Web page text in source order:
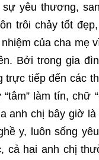
yêu thương,
trôi chảy tốt
của cha mẹ
Bởi trong gia
trực tiếp đến các
làm tín, chữ
anh chị bây giờ
y, luôn sống
cả hai anh chị